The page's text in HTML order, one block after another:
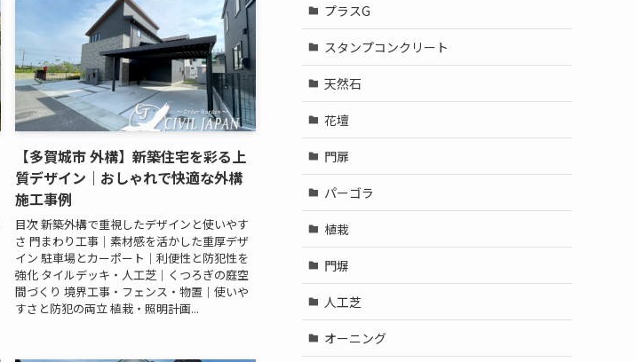
【多賀城市 外構】新築住宅を彩る上
質デザイン｜おしゃれで快適な外構
施工事例
目次 新築外構で重視したデザインと使いやす
さ 門まわり工事｜素材感を活かした重厚デザ
イン 駐車場とカーポート｜利便性と防犯性を
強化 タイルデッキ・人工芝｜くつろぎの庭空
間づくり 境界工事・フェンス・物置｜使いや
すさと防犯の両立 植栽・照明計画...
プラスG
スタンプコンクリート
天然石
花壇
門扉
パーゴラ
植栽
門塀
人工芝
オーニング